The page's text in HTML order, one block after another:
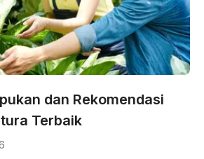
dan Rekomendasi
Terbaik